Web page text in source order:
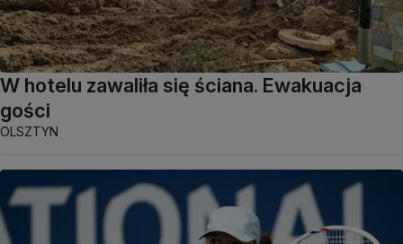
W hotelu zawaliła się ściana. Ewakuacja
gości
OLSZTYN